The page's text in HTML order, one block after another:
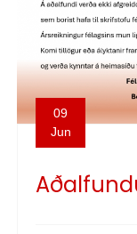
09
Jun